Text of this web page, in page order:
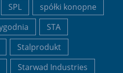
SPL
spółki konopne
STA
Stalprodukt
Starwad Industries